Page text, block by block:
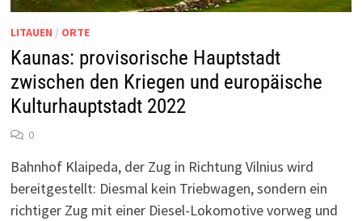
LITAUEN / ORTE
Kaunas: provisorische Hauptstadt
zwischen den Kriegen und europäische
Kulturhauptstadt 2022
0
Bahnhof Klaipeda, der Zug in Richtung Vilnius wird
bereitgestellt: Diesmal kein Triebwagen, sondern ein
richtiger Zug mit einer Diesel-Lokomotive vorweg und